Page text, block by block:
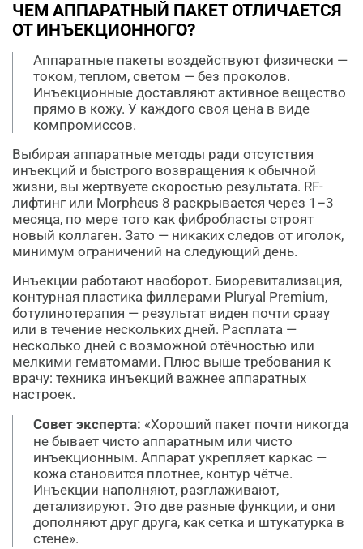
ЧЕМ АППАРАТНЫЙ ПАКЕТ ОТЛИЧАЕТСЯ
ОТ ИНЪЕКЦИОННОГО?
Аппаратные пакеты воздействуют физически —
током, теплом, светом — без проколов.
Инъекционные доставляют активное вещество
прямо в кожу. У каждого своя цена в виде
компромиссов.
Выбирая аппаратные методы ради отсутствия
инъекций и быстрого возвращения к обычной
жизни, вы жертвуете скоростью результата. RF-
лифтинг или Morpheus 8 раскрывается через 1–3
месяца, по мере того как фибробласты строят
новый коллаген. Зато — никаких следов от иголок,
минимум ограничений на следующий день.
Инъекции работают наоборот. Биоревитализация,
контурная пластика филлерами Pluryal Premium,
ботулинотерапия — результат виден почти сразу
или в течение нескольких дней. Расплата —
несколько дней с возможной отёчностью или
мелкими гематомами. Плюс выше требования к
врачу: техника инъекций важнее аппаратных
настроек.
Совет эксперта: «Хороший пакет почти никогда
не бывает чисто аппаратным или чисто
инъекционным. Аппарат укрепляет каркас —
кожа становится плотнее, контур чётче.
Инъекции наполняют, разглаживают,
детализируют. Это две разные функции, и они
дополняют друг друга, как сетка и штукатурка в
стене».